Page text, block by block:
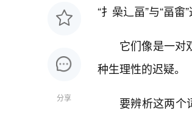
分享
“扌喿辶畐”与“畐
它们像是一对
种生理性的迟疑。
要辨析这两个